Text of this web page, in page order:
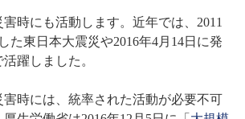
害時にも活動します。近年では、2011
た東日本大震災や2016年4月14日に発
躍しました。
害時には、統率された活動が必要不可